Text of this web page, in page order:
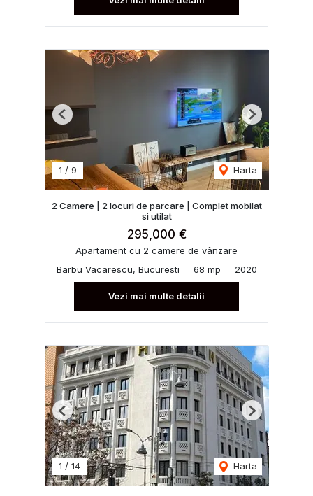
1 / 9 Harta
Previous Next
2 Camere | 2 locuri de parcare | Complet mobilat
si utilat
295,000 €
Apartament cu 2 camere de vânzare
Barbu Vacarescu, Bucuresti
68 mp 2020
Vezi mai multe detalii
1 / 14 Harta
Previous Next